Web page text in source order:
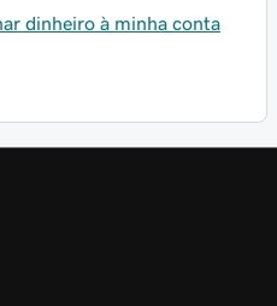
dinheiro à minha conta